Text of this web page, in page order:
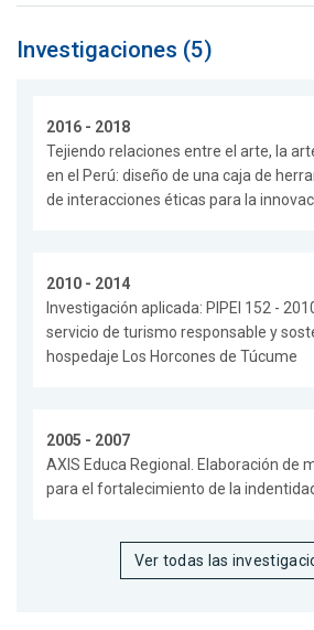
Investigaciones (5)
2016 - 2018
Tejiendo relaciones entre el arte, la
en el Perú: diseño de una caja de
de interacciones éticas para la
2010 - 2014
Investigación aplicada: PIPEI 152 -
servicio de turismo responsable y
hospedaje Los Horcones de Túcume
2005 - 2007
AXIS Educa Regional. Elaboración de
para el fortalecimiento de la
Ver todas las